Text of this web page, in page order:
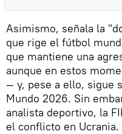
Asimismo, señala la
que rige el fútbol
que mantiene una
aunque en estos
— y, pese a ello, sigue
Mundo 2026. Sin
analista deportivo, la
el conflicto en Ucrania.